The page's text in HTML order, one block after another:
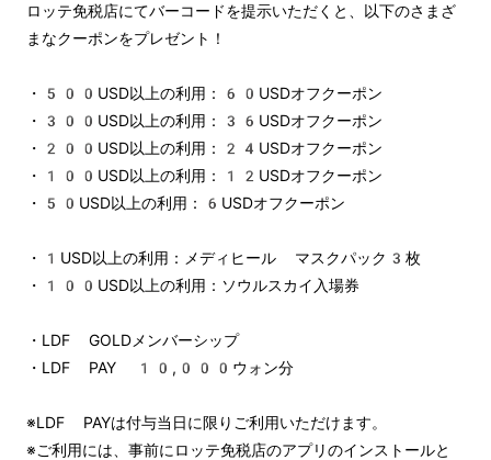
ロッテ免税店にてバーコードを提示いただくと、以下のさまざ
まなクーポンをプレゼント！
・500USD以上の利用：60USDオフクーポン
・300USD以上の利用：36USDオフクーポン
・200USD以上の利用：24USDオフクーポン
・100USD以上の利用：12USDオフクーポン
・50USD以上の利用：6USDオフクーポン
・1USD以上の利用：メディヒール マスクパック3枚
・100USD以上の利用：ソウルスカイ入場券
・LDF GOLDメンバーシップ
・LDF PAY 10,000ウォン分
※LDF PAYは付与当日に限りご利用いただけます。
※ご利用には、事前にロッテ免税店のアプリのインストールと